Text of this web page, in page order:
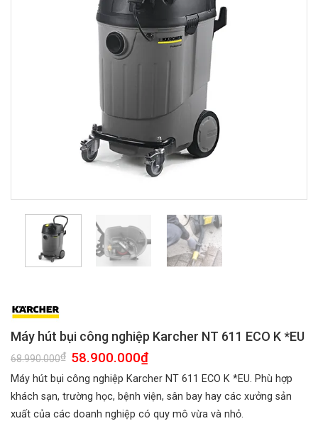
Máy hút bụi công nghiệp Karcher NT 611 ECO K *EU
68.990.000₫ Giá
gốc
là:
68.990.000₫.
58.900.000₫Giá
tại
là:
58.900.000₫.
Máy hút bụi công nghiệp Karcher NT 611 ECO K *EU. Phù hợp
khách sạn, trường học, bệnh viện, sân bay hay các xưởng sản
xuất của các doanh nghiệp có quy mô vừa và nhỏ.